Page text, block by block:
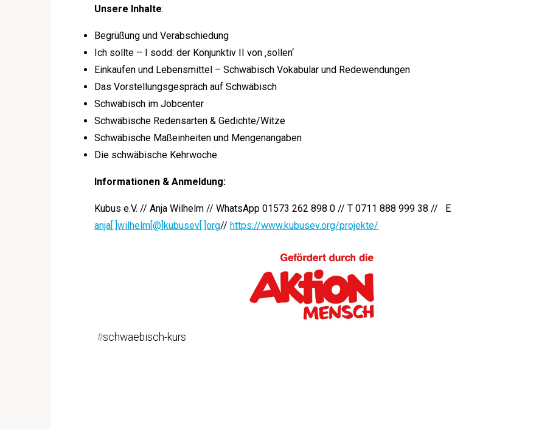
Unsere Inhalte:
Begrüßung und Verabschiedung
Ich sollte – I sodd: der Konjunktiv II von ‚sollen‘
Einkaufen und Lebensmittel – Schwäbisch Vokabular und Redewendungen
Das Vorstellungsgespräch auf Schwäbisch
Schwäbisch im Jobcenter
Schwäbische Redensarten & Gedichte/Witze
Schwäbische Maßeinheiten und Mengenangaben
Die schwäbische Kehrwoche
Informationen & Anmeldung:
Kubus e.V. // Anja Wilhelm // WhatsApp 01573 262 898 0 // T 0711 888 999 38 // E
anja[.]wilhelm[@]kubusev[.]org// https://www.kubusev.org/projekte/
#schwaebisch-kurs